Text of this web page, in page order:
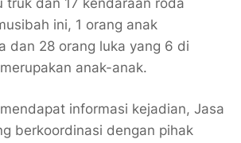
truk dan 17 kendaraan roda
ini, 1 orang anak
dan 28 orang luka yang 6 di
anak-anak.
informasi kejadian, Jasa
berkoordinasi dengan pihak